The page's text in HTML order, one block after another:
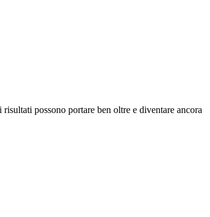
possono portare ben oltre e diventare ancora